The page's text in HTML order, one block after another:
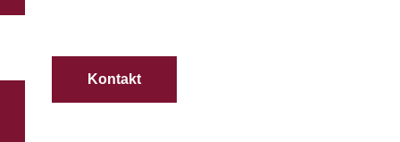
Kontakt